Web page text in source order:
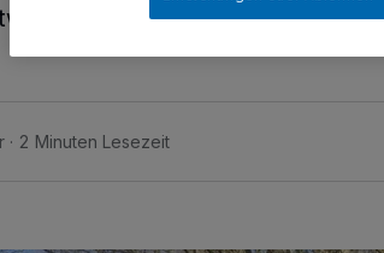
beschäftigt.
2 Minuten Lesezeit